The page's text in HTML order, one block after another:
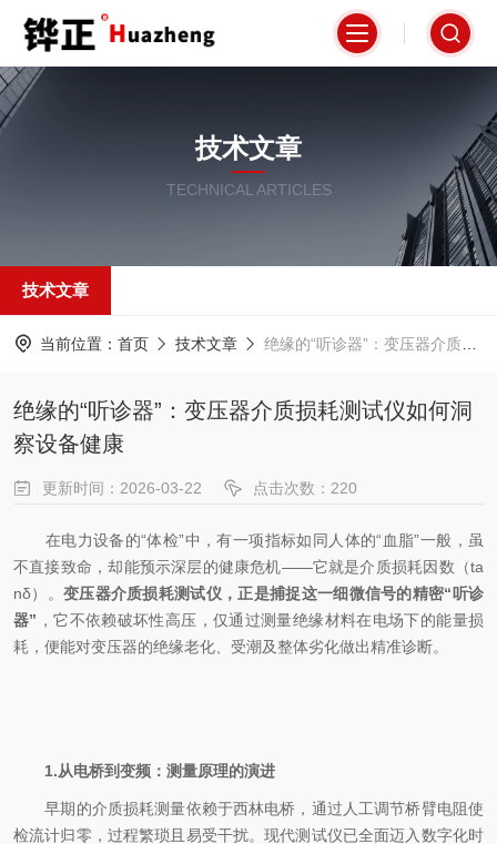
技术文章
TECHNICAL ARTICLES
技术文章
当前位置： 首页 技术文章 绝缘的“听诊器”：变压器介质损耗测试仪如何洞察设备健康
绝缘的“听诊器”：变压器介质损耗测试仪如何洞
察设备健康
更新时间：2026-03-22 点击次数：220
在电力设备的“体检”中，有一项指标如同人体的“血脂”一般，虽
不直接致命，却能预示深层的健康危机——它就是介质损耗因数（ta
nδ）。 变压器介质损耗测试仪，正是捕捉这一细微信号的精密“听诊
器” ，它不依赖破坏性高压，仅通过测量绝缘材料在电场下的能量损
耗，便能对变压器的绝缘老化、受潮及整体劣化做出精准诊断。
1.从电桥到变频：测量原理的演进
早期的介质损耗测量依赖于西林电桥，通过人工调节桥臂电阻使
检流计归零，过程繁琐且易受干扰。现代测试仪已全面迈入数字化时